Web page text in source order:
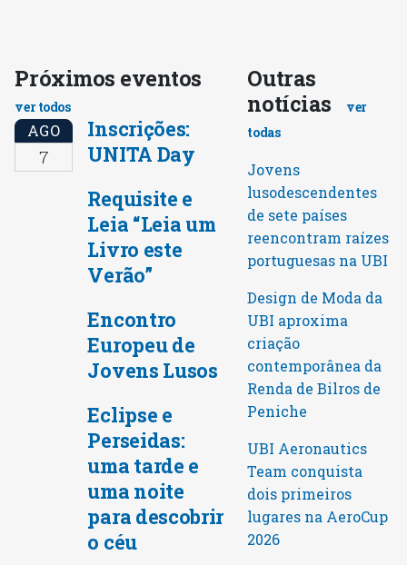
Próximos eventos
ver todos
AGO
7
Inscrições:
UNITA Day
Requisite e
Leia “Leia um
Livro este
Verão”
Encontro
Europeu de
Jovens Lusos
Eclipse e
Perseidas:
uma tarde e
uma noite
para descobrir
o céu
Outras
notícias
ver
todas
Jovens
lusodescendentes
de sete países
reencontram raízes
portuguesas na UBI
Design de Moda da
UBI aproxima
criação
contemporânea da
Renda de Bilros de
Peniche
UBI Aeronautics
Team conquista
dois primeiros
lugares na AeroCup
2026